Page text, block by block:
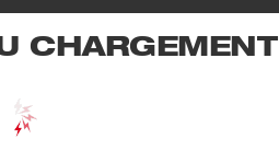
CHARGEMENT